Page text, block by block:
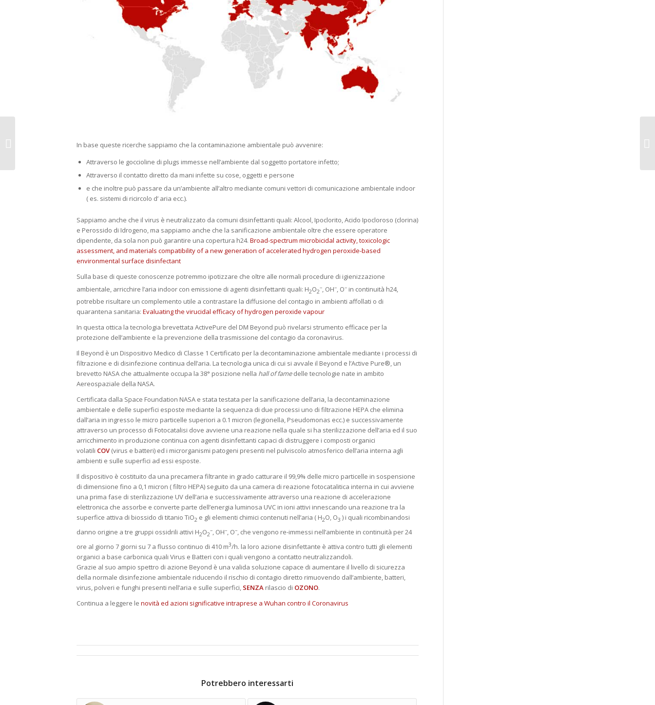
In base queste ricerche sappiamo che la contaminazione ambientale può avvenire:
Attraverso le goccioline di plugs immesse nell’ambiente dal soggetto portatore infetto;
Attraverso il contatto diretto da mani infette su cose, oggetti e persone
e che inoltre può passare da un’ambiente all’altro mediante comuni vettori di comunicazione ambientale indoor
( es. sistemi di ricircolo d’ aria ecc.).
Sappiamo anche che il virus è neutralizzato da comuni disinfettanti quali: Alcool, Ipoclorito, Acido Ipocloroso (clorina)
e Perossido di Idrogeno, ma sappiamo anche che la sanificazione ambientale oltre che essere operatore
dipendente, da sola non può garantire una copertura h24. Broad-spectrum microbicidal activity, toxicologic
assessment, and materials compatibility of a new generation of accelerated hydrogen peroxide-based
environmental surface disinfectant
Sulla base di queste conoscenze potremmo ipotizzare che oltre alle normali procedure di igienizzazione
ambientale, arricchire l’aria indoor con emissione di agenti disinfettanti quali: H2O2
–, OH–, O– in continuità h24,
potrebbe risultare un complemento utile a contrastare la diffusione del contagio in ambienti affollati o di
quarantena sanitaria: Evaluating the virucidal efficacy of hydrogen peroxide vapour
In questa ottica la tecnologia brevettata ActivePure del DM Beyond può rivelarsi strumento efficace per la
protezione dell’ambiente e la prevenzione della trasmissione del contagio da coronavirus.
Il Beyond è un Dispositivo Medico di Classe 1 Certificato per la decontaminazione ambientale mediante i processi di
filtrazione e di disinfezione continua dell’aria. La tecnologia unica di cui si avvale il Beyond e l’Active Pure®, un
brevetto NASA che attualmente occupa la 38° posizione nella hall of famedelle tecnologie nate in ambito
Aereospaziale della NASA.
Certificata dalla Space Foundation NASA e stata testata per la sanificazione dell’aria, la decontaminazione
ambientale e delle superfici esposte mediante la sequenza di due processi uno di filtrazione HEPA che elimina
dall’aria in ingresso le micro particelle superiori a 0.1 micron (legionella, Pseudomonas ecc.) e successivamente
attraverso un processo di Fotocatalisi dove avviene una reazione nella quale si ha sterilizzazione dell’aria ed il suo
arricchimento in produzione continua con agenti disinfettanti capaci di distruggere i composti organici
volatili COV (virus e batteri) ed i microrganismi patogeni presenti nel pulviscolo atmosferico dell’aria interna agli
ambienti e sulle superfici ad essi esposte.
Il dispositivo è costituito da una precamera filtrante in grado catturare il 99,9% delle micro particelle in sospensione
di dimensione fino a 0,1 micron ( filtro HEPA) seguito da una camera di reazione fotocatalitica interna in cui avviene
una prima fase di sterilizzazione UV dell’aria e successivamente attraverso una reazione di accelerazione
elettronica che assorbe e converte parte dell’energia luminosa UVC in ioni attivi innescando una reazione tra la
superfice attiva di biossido di titanio TiO2 e gli elementi chimici contenuti nell’aria ( H2O, O3 ) i quali ricombinandosi
danno origine a tre gruppi ossidrili attivi H2O2
–, OH–, O–, che vengono re-immessi nell’ambiente in continuità per 24
ore al giorno 7 giorni su 7 a flusso continuo di 410 m3/h. la loro azione disinfettante è attiva contro tutti gli elementi
organici a base carbonica quali Virus e Batteri con i quali vengono a contatto neutralizzandoli.
Grazie al suo ampio spettro di azione Beyond è una valida soluzione capace di aumentare il livello di sicurezza
della normale disinfezione ambientale riducendo il rischio di contagio diretto rimuovendo dall’ambiente, batteri,
virus, polveri e funghi presenti nell’aria e sulle superfici, SENZA rilascio di OZONO.
Continua a leggere le novità ed azioni significative intraprese a Wuhan contro il Coronavirus
Potrebbero interessarti
News sul Coronavirus